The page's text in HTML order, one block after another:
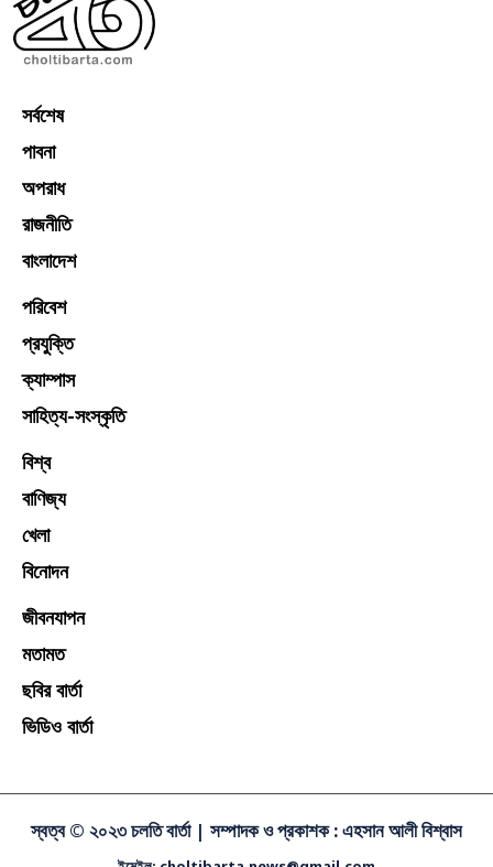
সর্বশেষ
পাবনা
অপরাধ
রাজনীতি
বাংলাদেশ
পরিবেশ
প্রযুক্তি
ক্যাম্পাস
সাহিত্য-সংস্কৃতি
বিশ্ব
বাণিজ্য
খেলা
বিনোদন
জীবনযাপন
মতামত
ছবির বার্তা